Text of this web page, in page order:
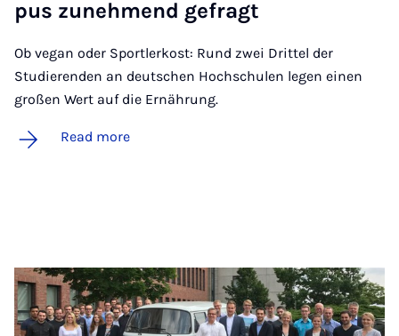
pus zun­ehmend ge­fragt
Ob vegan oder Sportlerkost: Rund zwei Drittel der
Studierenden an deutschen Hochschulen legen einen
großen Wert auf die Ernährung.
Read more